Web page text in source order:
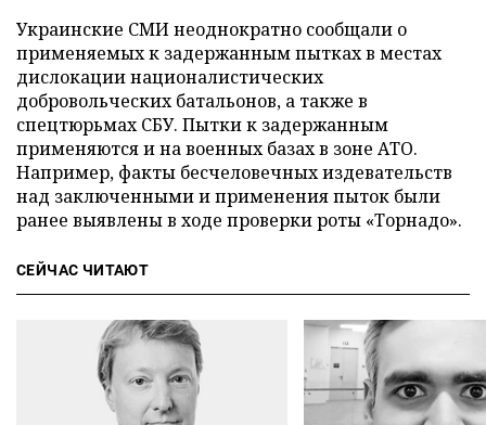
Украинские СМИ неоднократно сообщали о
применяемых к задержанным пытках в местах
дислокации националистических
добровольческих батальонов, а также в
спецтюрьмах СБУ. Пытки к задержанным
применяются и на военных базах в зоне АТО.
Например, факты бесчеловечных издевательств
над заключенными и применения пыток были
ранее выявлены в ходе проверки роты «Торнадо».
СЕЙЧАС ЧИТАЮТ